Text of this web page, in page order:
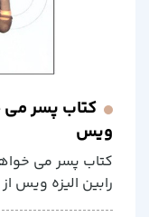
کتاب پسر می
ویس
کتاب پسر می
رابین الیزه ویس